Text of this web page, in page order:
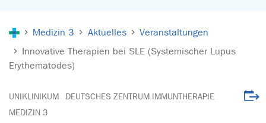
Medizin 3 Aktuelles
Veranstaltungen
Innovative Therapien bei SLE (Systemischer Lupus
Erythematodes)
UNIKLINIKUM
DEUTSCHES ZENTRUM IMMUNTHERAPIE
MEDIZIN 3